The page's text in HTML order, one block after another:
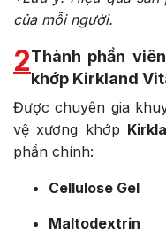
của mỗi người.
2Thành phần
khớp Kirkland
Được chuyên gia
vệ xương khớp
phần chính:
Cellulose Gel
Maltodextrin